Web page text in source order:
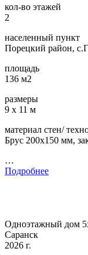
кол-во этажей
2
населенный пункт
Порецкий район,
площадь
136 м2
размеры
9 х 11 м
материал стен/
Брус 200х150 мм,
…
Подробнее
Одноэтажный дом
Саранск
2026 г.